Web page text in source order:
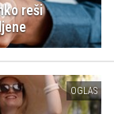
reši
OGLAS